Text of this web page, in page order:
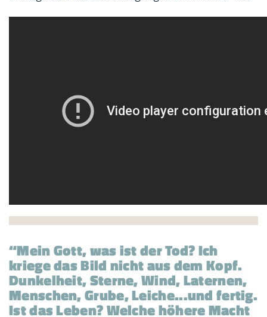
Mein Gott, was ist der Tod? Ich
kriege das Bild nicht aus dem Kopf.
Dunkelheit, Sterne, Wind, Laternen,
Menschen, Grube, Leiche...und fertig.
Ist das Leben? Welche höhere Macht